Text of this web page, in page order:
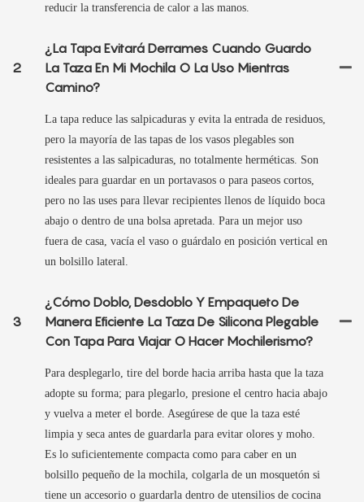
reducir la transferencia de calor a las manos.
2
¿La Tapa Evitará Derrames Cuando Guardo
La Taza En Mi Mochila O La Uso Mientras
Camino?
La tapa reduce las salpicaduras y evita la entrada de residuos,
pero la mayoría de las tapas de los vasos plegables son
resistentes a las salpicaduras, no totalmente herméticas. Son
ideales para guardar en un portavasos o para paseos cortos,
pero no las uses para llevar recipientes llenos de líquido boca
abajo o dentro de una bolsa apretada. Para un mejor uso
fuera de casa, vacía el vaso o guárdalo en posición vertical en
un bolsillo lateral.
3
¿Cómo Doblo, Desdoblo Y Empaqueto De
Manera Eficiente La Taza De Silicona Plegable
Con Tapa Para Viajar O Hacer Mochilerismo?
Para desplegarlo, tire del borde hacia arriba hasta que la taza
adopte su forma; para plegarlo, presione el centro hacia abajo
y vuelva a meter el borde. Asegúrese de que la taza esté
limpia y seca antes de guardarla para evitar olores y moho.
Es lo suficientemente compacta como para caber en un
bolsillo pequeño de la mochila, colgarla de un mosquetón si
tiene un accesorio o guardarla dentro de utensilios de cocina